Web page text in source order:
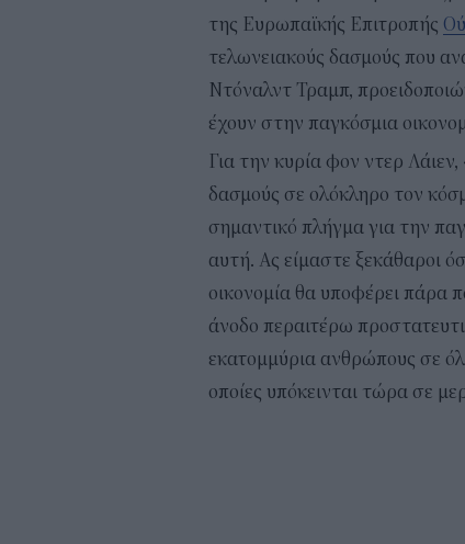
της Ευρωπαϊκής Επιτροπής
τελωνειακούς δασμούς που
Ντόναλντ Τραμπ,
έχουν στην παγκόσμια
Για την κυρία φον ντερ
δασμούς σε ολόκληρο τον
σημαντικό πλήγμα για την
αυτή. Ας είμαστε ξεκάθαροι
οικονομία θα υποφέρει πάρα
άνοδο περαιτέρω
εκατομμύρια ανθρώπους σε
οποίες υπόκεινται τώρα σε